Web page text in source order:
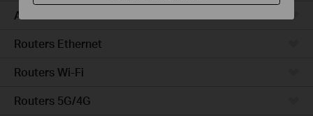
Access Max
Routers Ethernet
Routers Wi-Fi
Routers 5G/4G